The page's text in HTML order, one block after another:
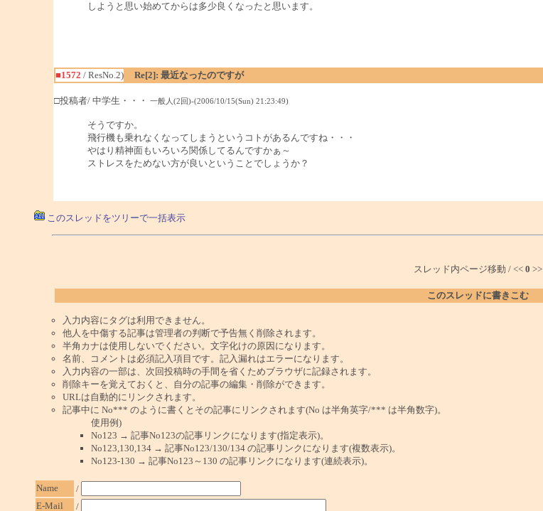
しようと思い始めてからは多少良くなったと思います。
■1572 / ResNo.2)
Re[2]: 最近なったのですが
□投稿者/ 中学生・・・
一般人(2回)-(2006/10/15(Sun) 21:23:49)
そうですか。
飛行機も乗れなくなってしまうというコトがあるんですね・・・
やはり精神面もいろいろ関係してるんですかぁ～
ストレスをためない方が良いということでしょうか？
このスレッドをツリーで一括表示
スレッド内ページ移動 / << 0 >>
このスレッドに書きこむ
入力内容にタグは利用できません。
他人を中傷する記事は管理者の判断で予告無く削除されます。
半角カナは使用しないでください。文字化けの原因になります。
名前、コメントは必須記入項目です。記入漏れはエラーになります。
入力内容の一部は、次回投稿時の手間を省くためブラウザに記録されます。
削除キーを覚えておくと、自分の記事の編集・削除ができます。
URLは自動的にリンクされます。
記事中に No*** のように書くとその記事にリンクされます(No は半角英字/*** は半角数字)。
使用例)
No123 → 記事No123の記事リンクになります(指定表示)。
No123,130,134 → 記事No123/130/134 の記事リンクになります(複数表示)。
No123-130 → 記事No123～130 の記事リンクになります(連続表示)。
Name
/
E-Mail
/